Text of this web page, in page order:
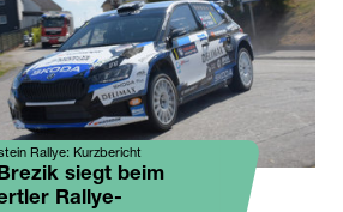
Rallye: Kurzbericht
siegt beim
Rallye-